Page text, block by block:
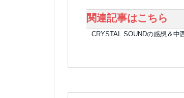
関連記事はこちら
CRYSTAL SOUNDの感想＆中